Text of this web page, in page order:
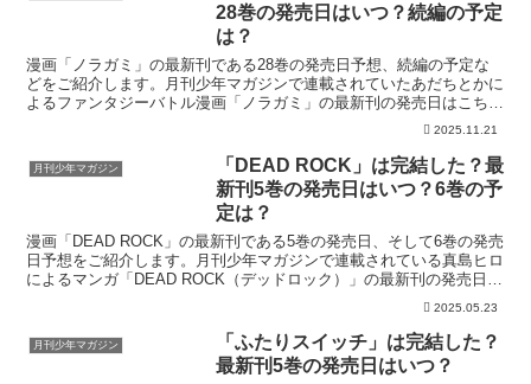
28巻の発売日はいつ？続編の予定
は？
漫画「ノラガミ」の最新刊である28巻の発売日予想、続編の予定な
どをご紹介します。月刊少年マガジンで連載されていたあだちとかに
よるファンタジーバトル漫画「ノラガミ」の最新刊の発売日はこち
ら！漫画「ノラガミ」28巻の発売日はいつ？コミック「ノラ...2025.11.21
月刊少年マガジン
「DEAD ROCK」は完結した？最
新刊5巻の発売日はいつ？6巻の予
定は？
漫画「DEAD ROCK」の最新刊である5巻の発売日、そして6巻の発売
日予想をご紹介します。月刊少年マガジンで連載されている真島ヒロ
によるマンガ「DEAD ROCK（デッドロック）」の最新刊の発売日は
2025.05.23
月刊少年マガジン
「ふたりスイッチ」は完結した？
最新刊5巻の発売日はいつ？